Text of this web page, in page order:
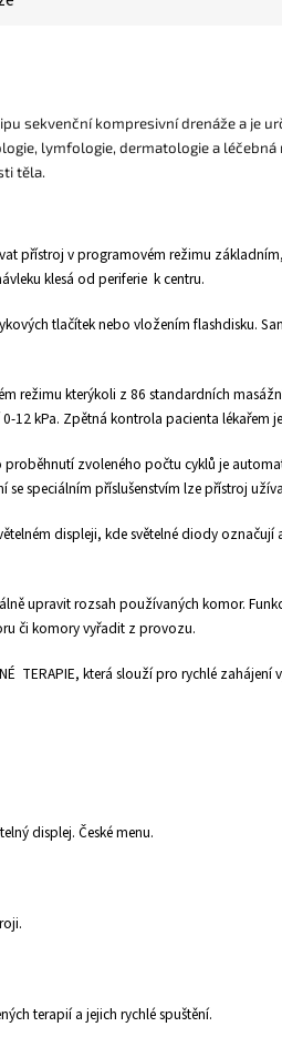
A
sekvenční kompresivní drenáže a je
lymfologie, dermatologie a
těla.
přístroj v programovém režimu
klesá od periferie k centru.
tlačítek nebo vložením flashdisku.
režimu kterýkoli z 86 standardních
12 kPa. Zpětná kontrola pacienta lékařem
zvoleného počtu cyklů je
speciálním příslušenstvím lze přístroj
displeji, kde světelné diody
upravit rozsah používaných komor.
či komory vyřadit z provozu.
TERAPIE, která slouží pro rychlé
displej. České menu.
terapií a jejich rychlé spuštění.